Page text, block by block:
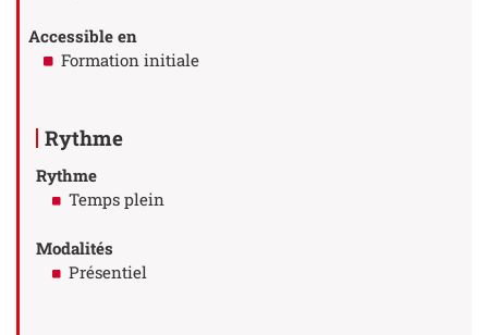
Accessible en
Formation initiale
Rythme
Rythme
Temps plein
Modalités
Présentiel